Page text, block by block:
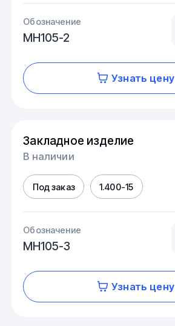
Обозначение
МН105-2
Узнать цену
Закладное изделие
В наличии
Под заказ 1.400-15
Обозначение
МН105-3
Узнать цену